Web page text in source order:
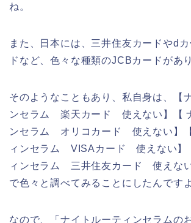
ね。
また、日本には、三井住友カードやd
ドなど、色々な種類のJCBカードがあ
そのようなこともあり、私自身は、【
ンセラム 楽天カード 使えない】【
ンセラム オリコカード 使えない】
ィンセラム VISAカード 使えない】
ィンセラム 三井住友カード 使えな
で色々と調べてみることにしたんです
なので、「ナイトルーティンセラムの